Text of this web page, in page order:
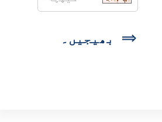
بھیجیں۔